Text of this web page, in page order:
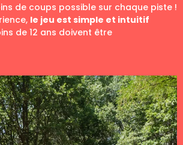
de coups possible sur chaque piste !
le jeu est simple et intuitif
de 12 ans doivent être